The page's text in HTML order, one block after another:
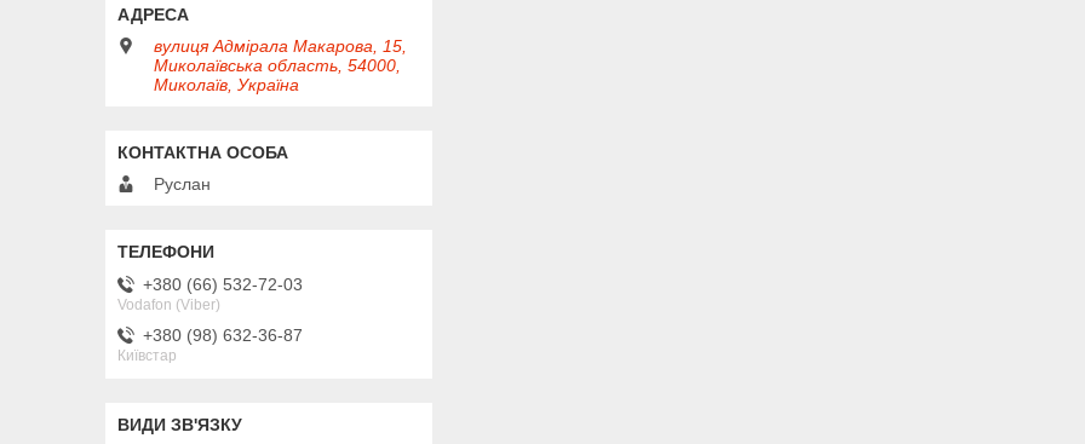
вулиця Адмірала Макарова, 15,
Миколаївська область, 54000,
Миколаїв, Україна
Руслан
+380 (66) 532-72-03
Vodafon (Viber)
+380 (98) 632-36-87
Київстар